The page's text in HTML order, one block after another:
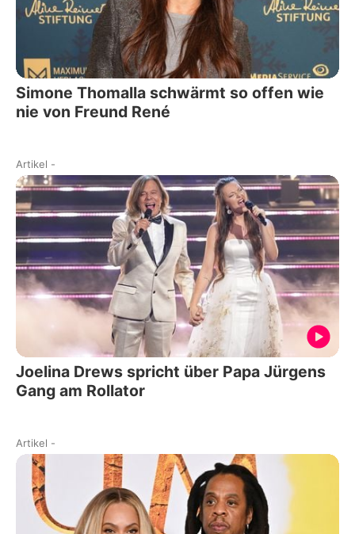
Simone Thomalla schwärmt so offen wie
nie von Freund René
Artikel -
Joelina Drews spricht über Papa Jürgens
Gang am Rollator
Artikel -